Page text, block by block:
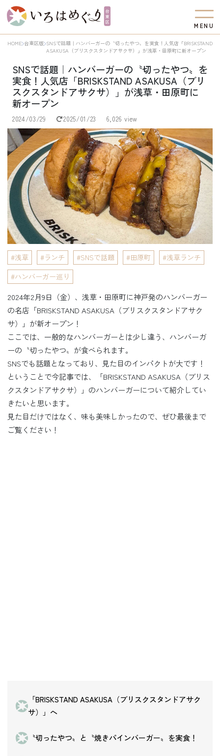
M EN U
HOME 台東区版 SNSで話題｜ハンバーガーの〝切ったやつ〟を実食！人気店「BRISKSTAND
ASAKUSA（ブリスクスタンドアサクサ）」が浅草・田原町に新オープン
SNSで話題｜ハンバーガーの〝切ったやつ〟を
実食！人気店「BRISKSTAND ASAKUSA（ブリ
スクスタンドアサクサ）」が浅草・田原町に
新オープン
2024/03/29 2025/01/23 6,026 view
浅草 ランチ SNSで話題 田原町
浅草ランチ
ハンバーガー巡り
2024年2月9日（金）、浅草・田原町に神戸発のハンバーガー
の名店「BRISKSTAND ASAKUSA（ブリスクスタンドアサク
サ）」が新オープン！
ここでは、一般的なハンバーガーとは少し違う、ハンバーガ
ーの〝切ったやつ〟が食べられます。
SNSでも話題となっており、見た目のインパクトが大です！
ということで今記事では、「BRISKSTAND ASAKUSA（ブリス
クスタンドアサクサ）」のハンバーガーについて紹介してい
きたいと思います。
見た目だけではなく、味も美味しかったので、ぜひ最後まで
ご覧ください！
「BRISKSTAND ASAKUSA（ブリスクスタンドアサク
サ）」へ
〝切ったやつ〟と〝焼きパインバーガー〟を実食！